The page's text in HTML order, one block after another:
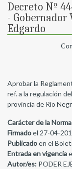
Decreto Nº
- Gobernador
Edgardo
Aprobar la
ref. a la regulación
provincia de Río
Carácter de la Norma
Firmadoel 27-04-
Publicadoen el
Entrada en vigencia
Autor/es: PODER